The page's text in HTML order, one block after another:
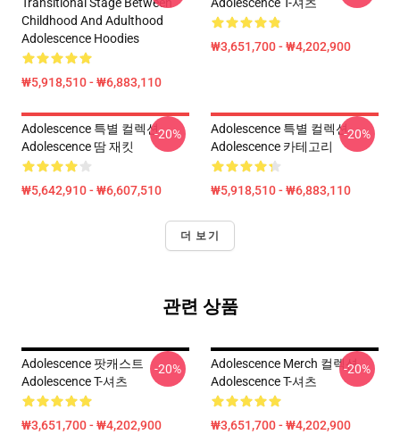
Childhood And Adulthood
Adolescence Hoodies
₩5,918,510 - ₩6,883,110
₩3,651,700 - ₩4,202,900
Adolescence 특별 컬렉션
Adolescence 땀 재킷
₩5,642,910 - ₩6,607,510
-20%
Adolescence 특별 컬렉션
Adolescence 카테고리
₩5,918,510 - ₩6,883,110
-20%
더 보기
관련 상품
Adolescence 팟캐스트
Adolescence T-셔츠
₩3,651,700 - ₩4,202,900
-20%
Adolescence Merch 컬렉션
Adolescence T-셔츠
₩3,651,700 - ₩4,202,900
-20%